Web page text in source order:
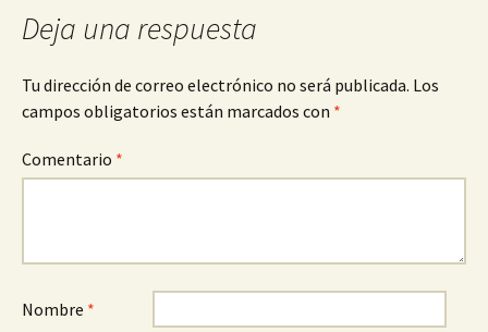
Deja una respuesta
Tu dirección de correo electrónico no será publicada. Los
campos obligatorios están marcados con *
Comentario *
Nombre *